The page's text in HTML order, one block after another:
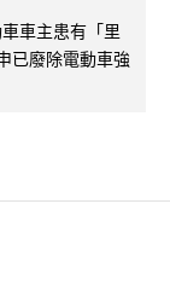
車主患有「里
已廢除電動車強